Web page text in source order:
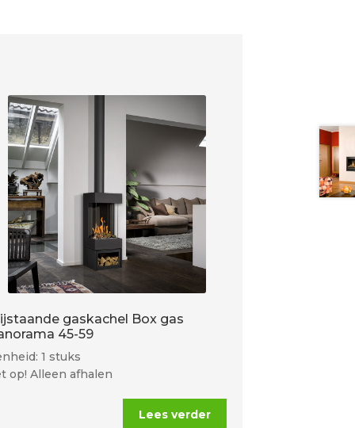
gaskachel Box gas
45-59
1 stuks
op! Alleen afhalen
Lees verder